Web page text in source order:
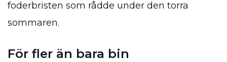
foderbristen som rådde under den torra
sommaren.
För fler än bara bin